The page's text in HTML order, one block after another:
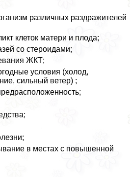
различных раздражителей
клеток матери и плода;
со стероидами;
ЖКТ;
условия (холод,
сильный ветер) ;
в местах с повышенной